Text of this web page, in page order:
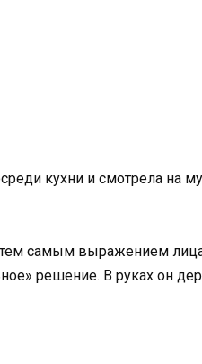
кухни и смотрела на
самым выражением
решение. В руках он